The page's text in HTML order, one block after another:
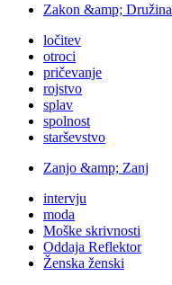
Zakon &amp; Družina
ločitev
otroci
pričevanje
rojstvo
splav
spolnost
starševstvo
Zanjo &amp; Zanj
intervju
moda
Moške skrivnosti
Oddaja Reflektor
Ženska ženski